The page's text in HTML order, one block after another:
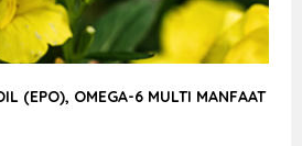
(EPO), OMEGA-6 MULTI MANFAAT